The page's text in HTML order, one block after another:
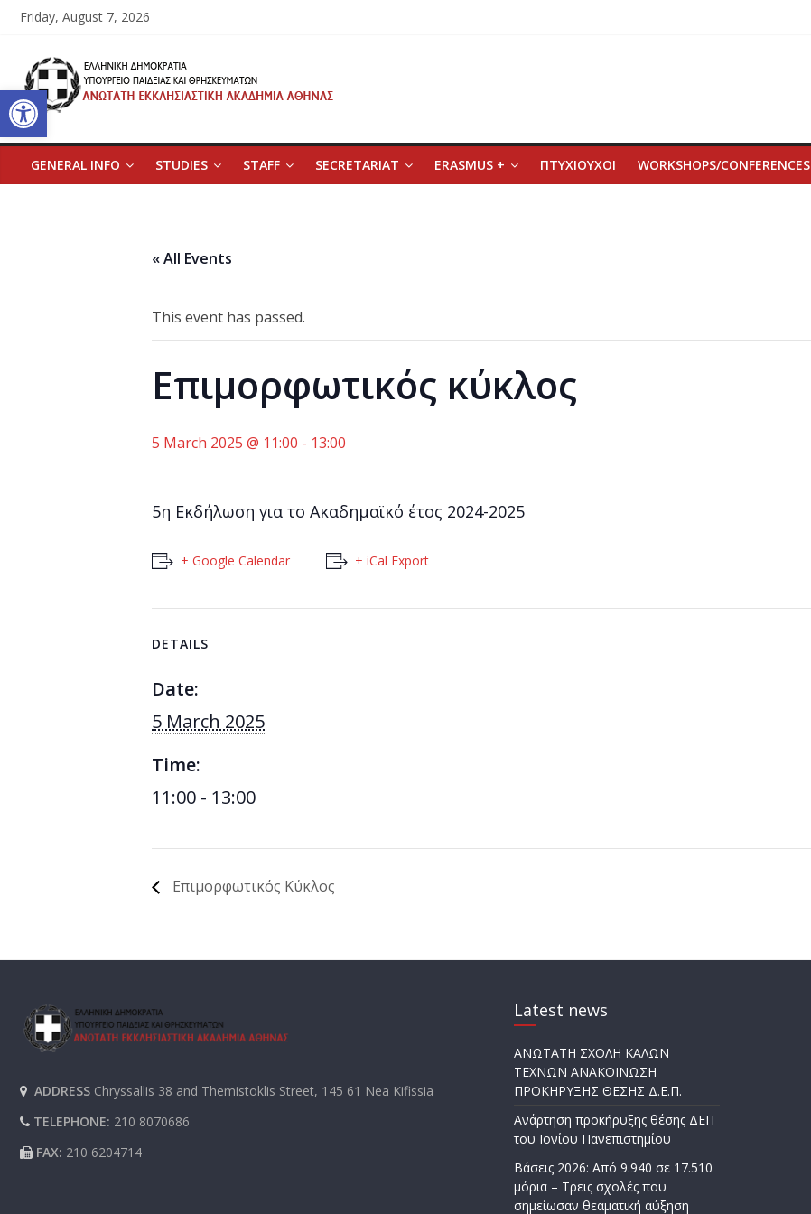
Open toolbar
Skip
content
Friday, August 7, 2026
Ανώτατη
Εκκλησιαστική
Ακαδημία
GENERAL INFO STUDIES STAFF SECRETARIAT ERASMUS + ΠΤΥΧΙΟΥΧΟΙ WORKSHOPS/CONFERENCES
« All Events
This event has passed.
Επιμορφωτικός κύκλος
5 March 2025 @ 11:00 - 13:00
5η Εκδήλωση για το Ακαδημαϊκό έτος 2024-2025
+ Google Calendar + iCal Export
DETAILS
Date:
5 March 2025
Time:
11:00 - 13:00
Επιμορφωτικός Κύκλος
ADDRESS Chryssallis 38 and Themistoklis Street, 145 61 Nea Kifissia
TELEPHONE: 210 8070686
FAX: 210 6204714
Latest news
ΑΝΩΤΑΤΗ ΣΧΟΛΗ ΚΑΛΩΝ
ΤΕΧΝΩΝ ΑΝΑΚΟΙΝΩΣΗ
ΠΡΟΚΗΡΥΞΗΣ ΘΕΣΗΣ Δ.Ε.Π.
Ανάρτηση προκήρυξης θέσης ΔΕΠ
του Ιονίου Πανεπιστημίου
Βάσεις 2026: Από 9.940 σε 17.510
μόρια – Τρεις σχολές που
σημείωσαν θεαματική αύξηση